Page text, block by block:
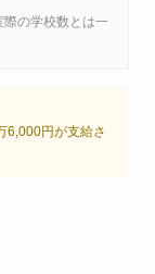
際の学校数とは一
6,000円が支給さ